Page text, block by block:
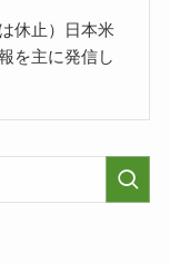
休止）日本米
を主に発信し